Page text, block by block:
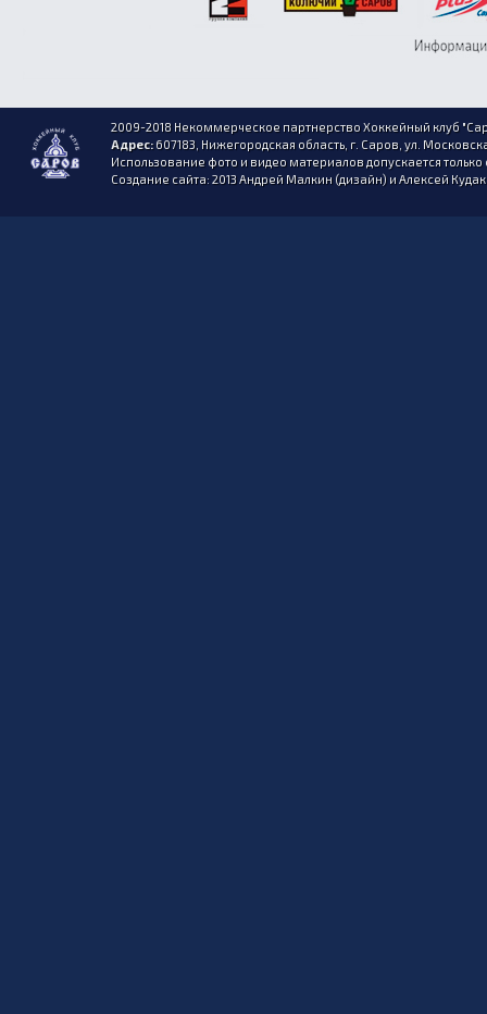
2009-2018 Некоммерческое партнерство Хоккейный клуб
Адрес:607183, Нижегородская область, г. Саров, ул.
Использование фото и видео материалов допускается
Создание сайта: 2013 Андрей Малкин (дизайн) и Алексей